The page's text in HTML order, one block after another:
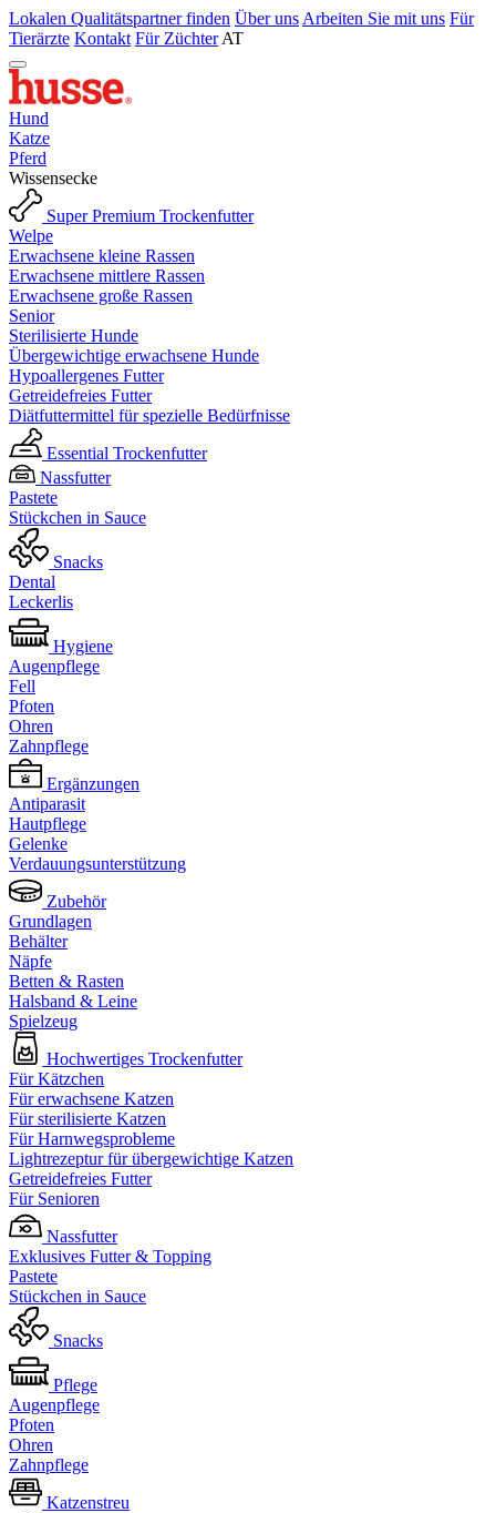
Lokalen Qualitätspartner finden Über uns Arbeiten Sie mit uns Für
Tierärzte Kontakt Für Züchter AT
Hund
Katze
Pferd
Wissensecke
Super Premium Trockenfutter
Welpe
Erwachsene kleine Rassen
Erwachsene mittlere Rassen
Erwachsene große Rassen
Senior
Sterilisierte Hunde
Übergewichtige erwachsene Hunde
Hypoallergenes Futter
Getreidefreies Futter
Diätfuttermittel für spezielle Bedürfnisse
Essential Trockenfutter
Nassfutter
Pastete
Stückchen in Sauce
Snacks
Dental
Leckerlis
Hygiene
Augenpflege
Fell
Pfoten
Ohren
Zahnpflege
Ergänzungen
Antiparasit
Hautpflege
Gelenke
Verdauungsunterstützung
Zubehör
Grundlagen
Behälter
Näpfe
Betten & Rasten
Halsband & Leine
Spielzeug
Hochwertiges Trockenfutter
Für Kätzchen
Für erwachsene Katzen
Für sterilisierte Katzen
Für Harnwegsprobleme
Lightrezeptur für übergewichtige Katzen
Getreidefreies Futter
Für Senioren
Nassfutter
Exklusives Futter & Topping
Pastete
Stückchen in Sauce
Snacks
Pflege
Augenpflege
Pfoten
Ohren
Zahnpflege
Katzenstreu